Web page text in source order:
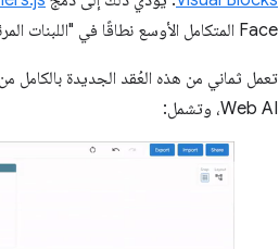
Face المتكامل الأوسع نطاقًا في "اللبنات المرئية".
تعمل ثماني من هذه العُقد الجديدة بالكامل
Web AI، وتشمل: